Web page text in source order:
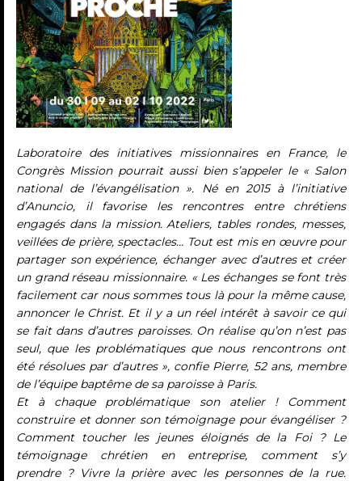
Laboratoire des initiatives missionnaires en France, le
Congrès Mission pourrait aussi bien s’appeler le « Salon
national de l’évangélisation ». Né en 2015 à l’initiative
d’Anuncio, il favorise les rencontres entre chrétiens
engagés dans la mission. Ateliers, tables rondes, messes,
veillées de prière, spectacles… Tout est mis en œuvre pour
partager son expérience, échanger avec d’autres et créer
un grand réseau missionnaire. « Les échanges se font très
facilement car nous sommes tous là pour la même cause,
annoncer le Christ. Et il y a un réel intérêt à savoir ce qui
se fait dans d’autres paroisses. On réalise qu’on n’est pas
seul, que les problématiques que nous rencontrons ont
été résolues par d’autres », confie Pierre, 52 ans, membre
de l’équipe baptême de sa paroisse à Paris.
Et à chaque problématique son atelier ! Comment
construire et donner son témoignage pour évangéliser ?
Comment toucher les jeunes éloignés de la Foi ? Le
témoignage chrétien en entreprise, comment s’y
prendre ? Vivre la prière avec les personnes de la rue.